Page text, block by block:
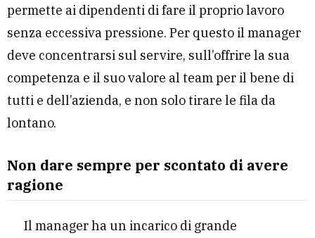
permette ai dipendenti di fare il proprio lavoro
senza eccessiva pressione. Per questo il manager
deve concentrarsi sul servire, sull’offrire la sua
competenza e il suo valore al team per il bene di
tutti e dell’azienda, e non solo tirare le fila da
lontano.
Non dare sempre per scontato di avere
ragione
Il manager ha un incarico di grande